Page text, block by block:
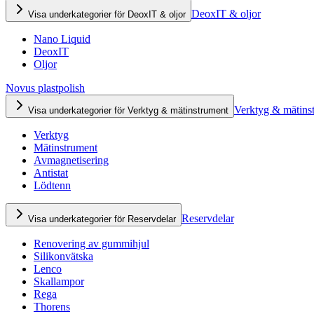
Visa underkategorier för DeoxIT & oljor DeoxIT & oljor
Nano Liquid
DeoxIT
Oljor
Novus plastpolish
Visa underkategorier för Verktyg & mätinstrument Verktyg &
Verktyg
Mätinstrument
Avmagnetisering
Antistat
Lödtenn
Visa underkategorier för Reservdelar Reservdelar
Renovering av gummihjul
Silikonvätska
Lenco
Skallampor
Rega
Thorens